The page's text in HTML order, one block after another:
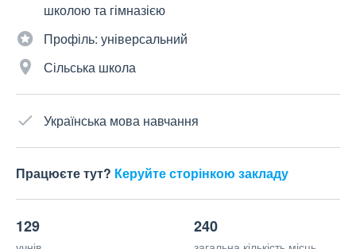
школою та гімназією
Профіль: універсальний
Сільська школа
Українська мова навчання
Працюєте тут? Керуйте сторінкою закладу
129 240